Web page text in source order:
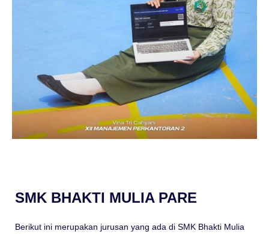
SMK BHAKTI MULIA PARE
Berikut ini merupakan jurusan yang ada di SMK Bhakti Mulia